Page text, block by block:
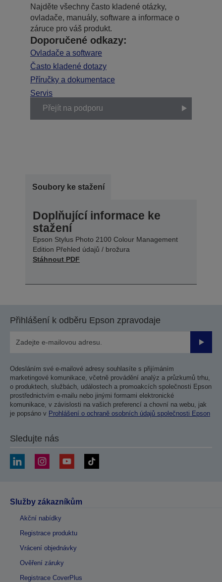
Najděte všechny často kladené otázky,
ovladače, manuály, software a informace o
záruce pro váš produkt.
Doporučené odkazy:
Ovladače a software
Často kladené dotazy
Příručky a dokumentace
Servis
Přejít na podporu
Soubory ke stažení
Doplňující informace ke
stažení
Epson Stylus Photo 2100 Colour Management
Edition Přehled údajů / brožura
Stáhnout PDF
Přihlášení k odběru Epson zpravodaje
Odesláním své e-mailové adresy souhlasíte s přijímáním
marketingové komunikace, včetně provádění analýz a průzkumů trhu,
o produktech, službách, událostech a promoakcích společnosti Epson
prostřednictvím e-mailu nebo jinými formami elektronické
komunikace, v závislosti na vašich preferencí a chovní na webu, jak
je popsáno v Prohlášení o ochraně osobních údajů společnosti Epson
Sledujte nás
Služby zákazníkům
Akční nabídky
Registrace produktu
Vrácení objednávky
Ověření záruky
Registrace CoverPlus